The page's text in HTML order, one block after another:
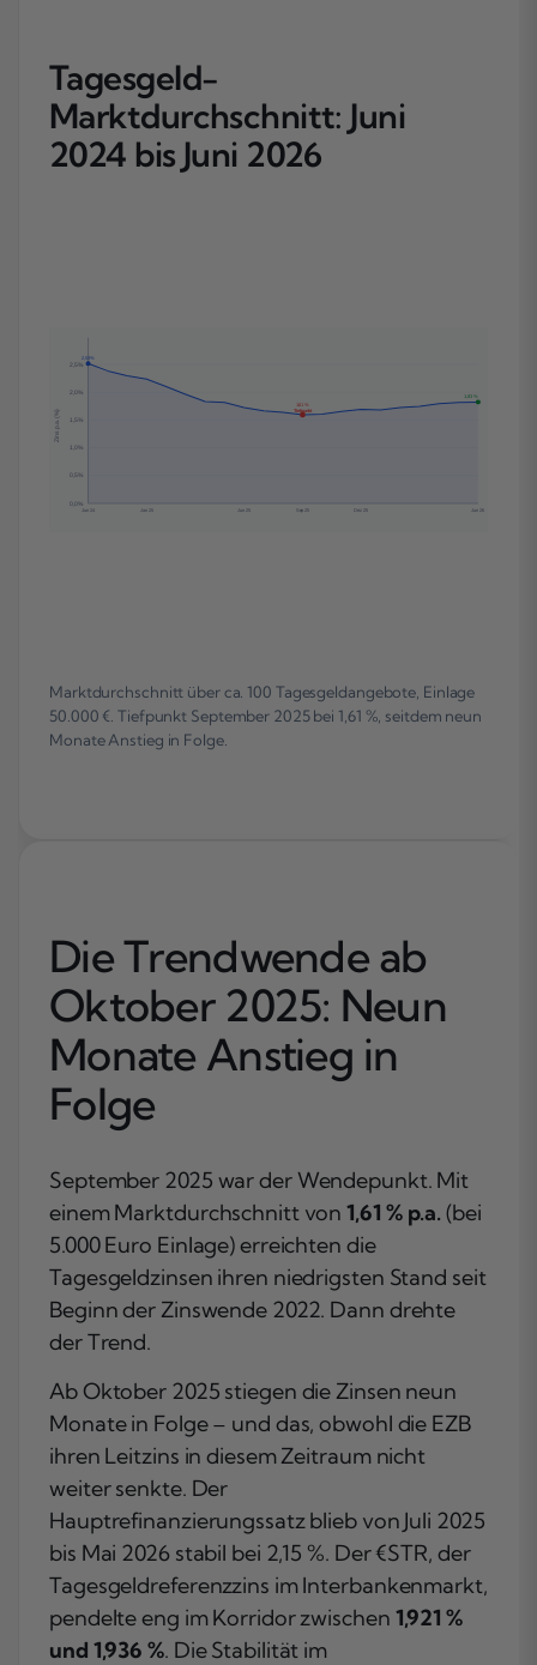
Tagesgeld-
Marktdurchschnitt: Juni
2024 bis Juni 2026
0,0 %
0,5 %
1,0 %
1,5 %
2,0 %
2,5 %
Tiefpunkt
1,61 %
2,53 %
1,83 %
Jun 24 Jan 25 Jun 25 Sep 25 Dez 25 Jun 26
Zins p.a. (%)
Marktdurchschnitt über ca. 100 Tagesgeldangebote, Einlage
50.000 €. Tiefpunkt September 2025 bei 1,61 %, seitdem neun
Monate Anstieg in Folge.
Die Trendwende ab
Oktober 2025: Neun
Monate Anstieg in
Folge
September 2025 war der Wendepunkt. Mit
einem Marktdurchschnitt von1,61 % p.a. (bei
5.000 Euro Einlage) erreichten die
Tagesgeldzinsen ihren niedrigsten Stand seit
Beginn der Zinswende 2022. Dann drehte
der Trend.
Ab Oktober 2025 stiegen die Zinsen neun
Monate in Folge – und das, obwohl die EZB
ihren Leitzins in diesem Zeitraum nicht
weiter senkte. Der
Hauptrefinanzierungssatz blieb von Juli 2025
bis Mai 2026 stabil bei 2,15 %. Der €STR, der
Tagesgeldreferenzzins im Interbankenmarkt,
pendelte eng im Korridor zwischen 1,921 %
und 1,936 %. Die Stabilität im